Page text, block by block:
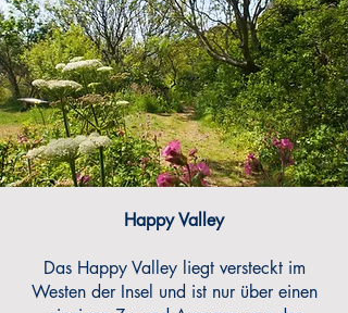
Happy Valley
Das Happy Valley liegt versteckt im
Westen der Insel und ist nur über einen